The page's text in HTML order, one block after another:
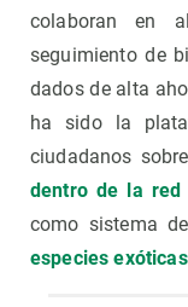
colaboran en
seguimiento de
dados de alta
ha sido la
ciudadanos
dentro de la red
como sistema
especies